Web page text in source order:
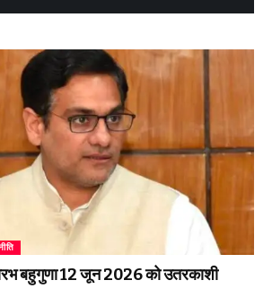
बहुगुणा 12 जून 2026 को उतरकाशी